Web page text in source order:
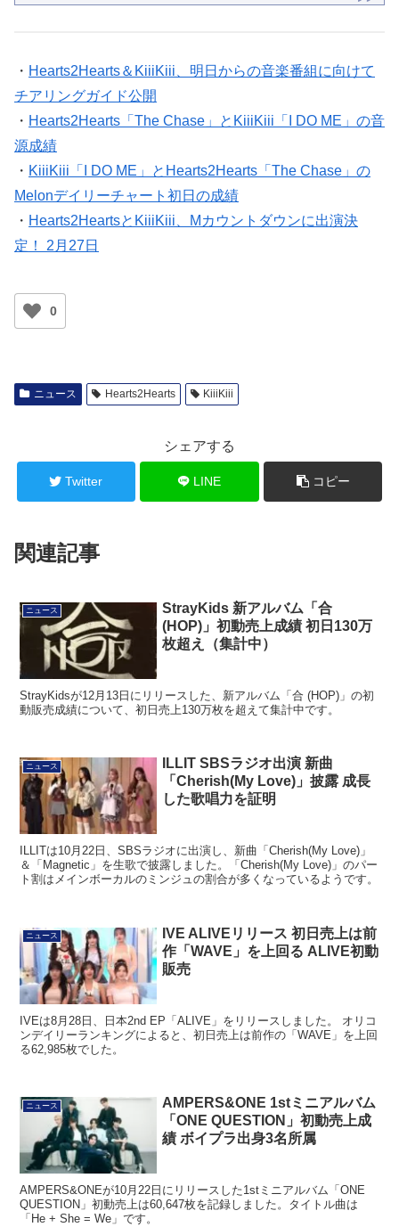
・ Hearts2Hearts＆KiiiKiii、明日からの音楽番組に向けて
チアリングガイド公開
・ Hearts2Hearts「The Chase」とKiiiKiii「I DO ME」の音
源成績
・ KiiiKiii「I DO ME」とHearts2Hearts「The Chase」の
Melonデイリーチャート初日の成績
・ Hearts2HeartsとKiiiKiii、Mカウントダウンに出演決
定！ 2月27日
0
ニュース Hearts2Hearts KiiiKiii
シェアする
Twitter LINE コピー
関連記事
ニュース
StrayKids 新アルバム「合
(HOP)」初動売上成績 初日130万
枚超え（集計中）
StrayKidsが12月13日にリリースした、新アルバム「合 (HOP)」の初
動販売成績について、初日売上130万枚を超えて集計中です。
ニュース
ILLIT SBSラジオ出演 新曲
「Cherish(My Love)」披露 成長
した歌唱力を証明
ILLITは10月22日、SBSラジオに出演し、新曲「Cherish(My Love)」
＆「Magnetic」を生歌で披露しました。「Cherish(My Love)」のパー
ト割はメインボーカルのミンジュの割合が多くなっているようです。
ニュース
IVE ALIVEリリース 初日売上は前
作「WAVE」を上回る ALIVE初動
販売
IVEは8月28日、日本2nd EP「ALIVE」をリリースしました。 オリコ
ンデイリーランキングによると、初日売上は前作の「WAVE」を上回
る62,985枚でした。
ニュース
AMPERS&ONE 1stミニアルバム
「ONE QUESTION」初動売上成
績 ボイプラ出身3名所属
AMPERS&ONEが10月22日にリリースした1stミニアルバム「ONE
QUESTION」初動売上は60,647枚を記録しました。タイトル曲は
「He + She = We」です。